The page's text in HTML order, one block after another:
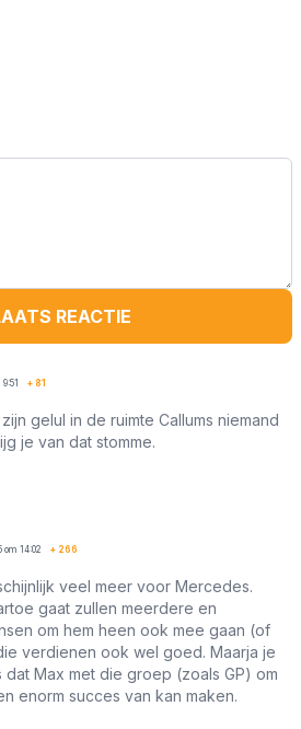
REACTIE
+ 81
gelul in de ruimte Callums niemand
je van dat stomme.
om 14:02 + 266
veel meer voor Mercedes.
gaat zullen meerdere en
om hem heen ook mee gaan (of
verdienen ook wel goed. Maarja je
Max met die groep (zoals GP) om
enorm succes van kan maken.